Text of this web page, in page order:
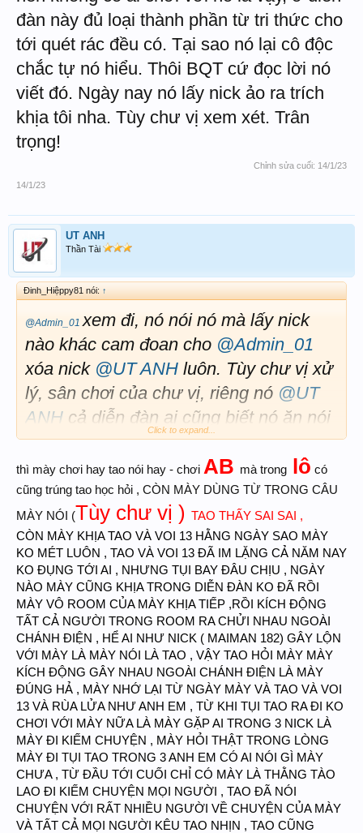
TRÊN DIỄN ĐÀN NÀY RẤT TÂM HUYẾT VỚI DIỄN ĐÀN ĐIỀU BỎ ĐI
HẾT ,VÌ CHỈ MỘT LÍ DO CỨ ĐỂ CHUYỆN NÀY XẨY RA HOÀI , VÀ
CHỬI LỘN NHAU HOÀI ,
XIN CHÂN THÀNH CÁM ƠN
ĐÂY LÀ BẰNG CHỨNG
Đinh_Hiệppy81
Má ai đụng chạm gì tới nó, tự chạy ra chánh điện la làng room chém
gió khịa nó, con mẹ nó khùng rồi. Nó núp lùm xem ace nói chuyện
đàn này đủ loại thành phần từ tri thức cho
tới quét rác đều có. Tại sao nó lại cô độc
chắc tự nó hiểu. Thôi BQT cứ đọc lời nó
viết đó. Ngày nay nó lấy nick ảo ra trích
khịa tôi nha. Tùy chư vị xem xét. Trân
trọng!
Chỉnh sửa cuối: 14/1/23
14/1/23
UT ANH
Thần Tài
Đinh_Hiệppy81 nói: ↑
@Admin_01 xem đi, nó nói nó mà lấy nick
nào khác cam đoan cho @Admin_01
xóa nick @UT ANH luôn. Tùy chư vị xử
lý, sân chơi của chư vị, riêng nó @UT
ANH cả diễn đàn ai cũng biết nó ăn nói
ngược ngạo, mưu mô, nham hiểm,bạo
loạn,cho nên không có ai chơi với nó là
vậy, ở diễn đàn này đủ loại thành phần
từ tri thức cho tới quét rác đều có. Tại
sao nó lại cô độc chắc tự nó hiểu. Thôi
BQT cứ đọc lời nó viết đó. Ngày nay nó
lấy nick ảo ra trích khịa tôi nha. xem
xét. Trân trọng!
Click to expand...
thì mày chơi hay tao nói hay - chơi AB mà trong lô có
cũng trúng tao học hỏi , CÒN MÀY DÙNG TỪ TRONG CÂU
MÀY NÓI (Tùy chư vị ) TAO THẤY SAI SAI ,
CÒN MÀY KHỊA TAO VÀ VOI 13 HẰNG NGÀY SAO MÀY
KO MÉT LUÔN , TAO VÀ VOI 13 ĐÃ IM LẶNG CẢ NĂM NAY
KO ĐỤNG TỚI AI , NHƯNG TỤI BAY ĐÂU CHỊU , NGÀY
NÀO MÀY CŨNG KHỊA TRONG DIỄN ĐÀN KO ĐÃ RỒI
MÀY VÔ ROOM CỦA MÀY KHỊA TIẾP ,RỒI KÍCH ĐỘNG
TẤT CẢ NGƯỜI TRONG ROOM RA CHỬI NHAU NGOÀI
CHÁNH ĐIỆN , HỂ AI NHƯ NICK ( MAIMAN 182) GÂY LỘN
VỚI MÀY LÀ MÀY NÓI LÀ TAO , VẬY TAO HỎI MÀY MÀY
KÍCH ĐỘNG GÂY NHAU NGOÀI CHÁNH ĐIỆN LÀ MÀY
ĐÚNG HẢ , MÀY NHỚ LẠI TỪ NGÀY MÀY VÀ TAO VÀ VOI
13 VÀ RÙA LỬA NHƯ ANH EM , TỪ KHI TỤI TAO RA ĐI KO
CHƠI VỚI MÀY NỮA LÀ MÀY GẶP AI TRONG 3 NICK LÀ
MÀY ĐI KIẾM CHUYỆN , MÀY HỎI THẬT TRONG LÒNG
MÀY ĐI TỤI TAO TRONG 3 ANH EM CÓ AI NÓI GÌ MÀY
CHƯA , TỪ ĐẦU TỚI CUỐI CHỈ CÓ MÀY LÀ THẰNG TÀO
LAO ĐI KIẾM CHUYỆN MỌI NGƯỜI , TAO ĐÃ NÓI
CHUYỆN VỚI RẤT NHIỀU NGƯỜI VỀ CHUYỆN CỦA MÀY
VÀ TẤT CẢ MỌI NGƯỜI KÊU TAO NHỊN , TAO CŨNG